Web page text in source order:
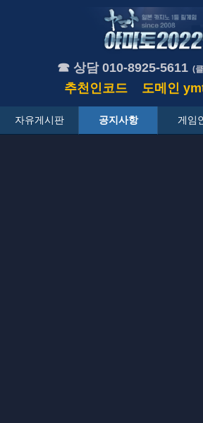
☎ 상담 010-8925-5611 (
추천인코드 도메인
자유게시판 공지사항 게임